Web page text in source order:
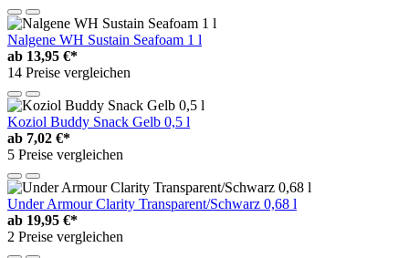
Nalgene WH Sustain Seafoam 1 l
ab 13,95 €*
14 Preise vergleichen
Koziol Buddy Snack Gelb 0,5 l
ab 7,02 €*
5 Preise vergleichen
Under Armour Clarity Transparent/Schwarz 0,68 l
ab 19,95 €*
2 Preise vergleichen